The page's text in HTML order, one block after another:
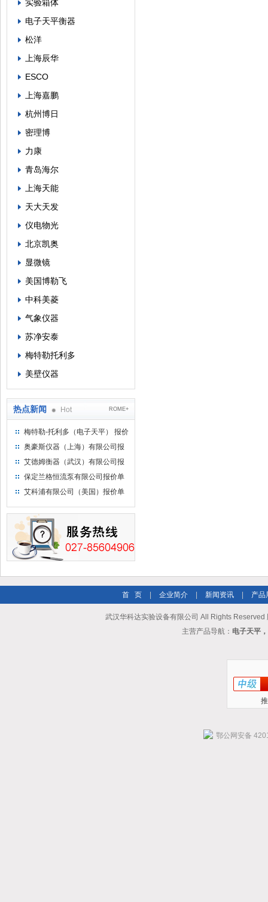
实验箱体
电子天平衡器
松洋
上海辰华
ESCO
上海嘉鹏
杭州博日
密理博
力康
青岛海尔
上海天能
天大天发
仪电物光
北京凯奥
显微镜
美国博勒飞
中科美菱
气象仪器
苏净安泰
梅特勒托利多
美壁仪器
热点新闻 Hot ROME+
梅特勒-托利多（电子天平） 报价
单
奥豪斯仪器（上海）有限公司报
价单
艾德姆衡器（武汉）有限公司报
价单
保定兰格恒流泵有限公司报价单
艾科浦有限公司（美国）报价单
首 页 企业简介 新闻资讯 产品
武汉华科达实验设备有限公司 All Rights Reserved
主营产品导航： 电子天平
鄂公网安备